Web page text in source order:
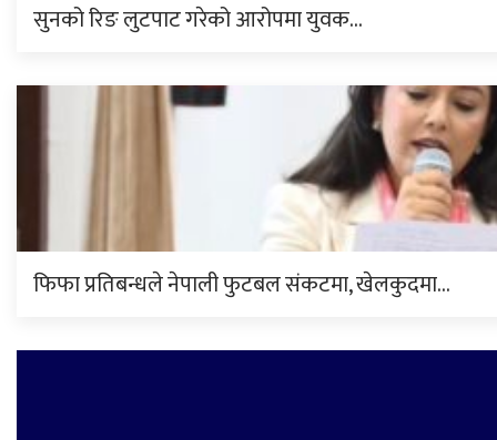
सुनको रिङ लुटपाट गरेको आरोपमा युवक…
फिफा प्रतिबन्धले नेपाली फुटबल संकटमा, खेलकुदमा…